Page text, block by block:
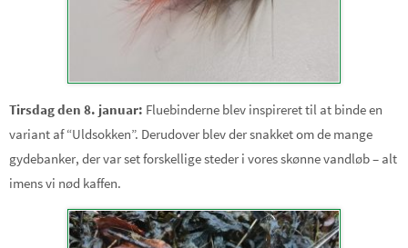
Tirsdag den 8. januar: Fluebinderne blev inspireret til at binde en
variant af “Uldsokken”. Derudover blev der snakket om de mange
gydebanker, der var set forskellige steder i vores skønne vandløb – alt
imens vi nød kaffen.